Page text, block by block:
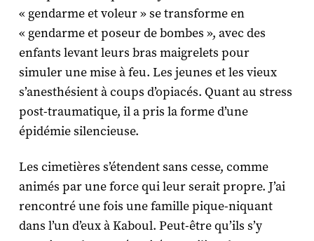
« gendarme et voleur » se transforme en
« gendarme et poseur de bombes », avec des
enfants levant leurs bras maigrelets pour
simuler une mise à feu. Les jeunes et les vieux
s’anesthésient à coups d’opiacés. Quant au stress
post-traumatique, il a pris la forme d’une
épidémie silencieuse.
Les cimetières s’étendent sans cesse, comme
animés par une force qui leur serait propre. J’ai
rencontré une fois une famille pique-niquant
dans l’un d’eux à Kaboul. Peut-être qu’ils s’y